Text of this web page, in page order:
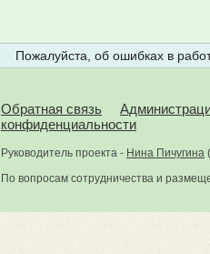
Пожалуйста, об ошибках в
Обратная связь
конфиденциальности
Руководитель проекта - Нина Пичугина (
По вопросам сотрудничества и